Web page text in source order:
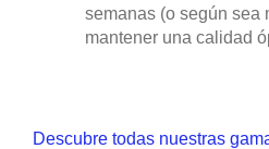
semanas (o según sea
mantener una calidad
Descubre todas nuestras